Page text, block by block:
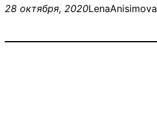
28 октября, 2020LenaAnisimova